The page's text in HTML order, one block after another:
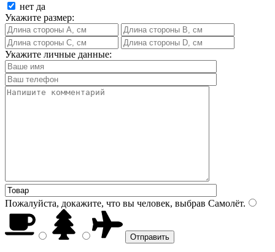
нет да
Укажите размер:
Укажите личные данные:
Пожалуйста, докажите, что вы человек, выбрав Самолёт.